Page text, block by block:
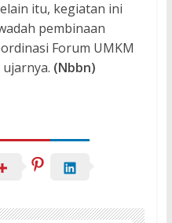
itu, kegiatan ini
pembinaan
Forum UMKM
(Nbbn)